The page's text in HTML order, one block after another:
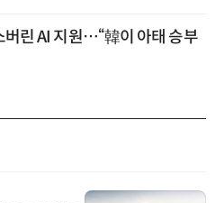
버린 AI 지원…“韓이 아태 승부